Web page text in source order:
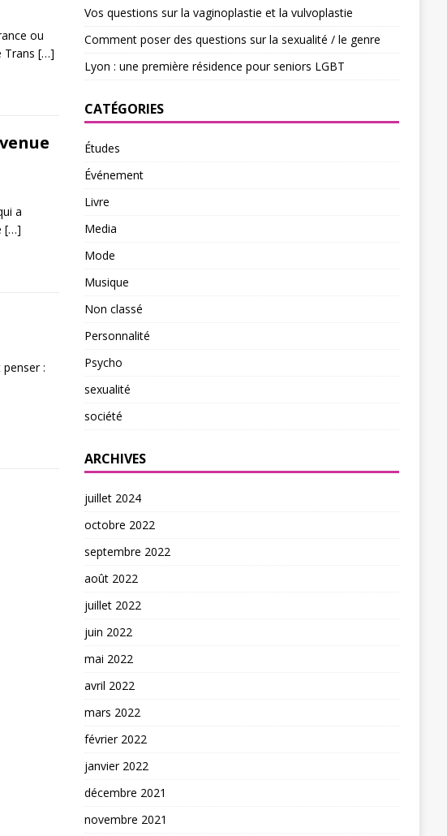
ou
Trans […]
a
[…]
:
Vos questions sur la vaginoplastie et la vulvoplastie
Comment poser des questions sur la sexualité / le genre
Lyon : une première résidence pour seniors LGBT
CATÉGORIES
Études
Événement
Livre
Media
Mode
Musique
Non classé
Personnalité
Psycho
sexualité
société
ARCHIVES
juillet 2024
octobre 2022
septembre 2022
août 2022
juillet 2022
juin 2022
mai 2022
avril 2022
mars 2022
février 2022
janvier 2022
décembre 2021
novembre 2021